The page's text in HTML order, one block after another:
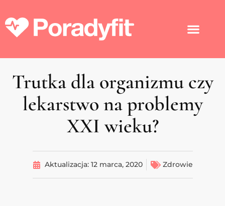
Trutka dla organizmu czy
lekarstwo na problemy
XXI wieku?
Aktualizacja: 12 marca, 2020 Zdrowie